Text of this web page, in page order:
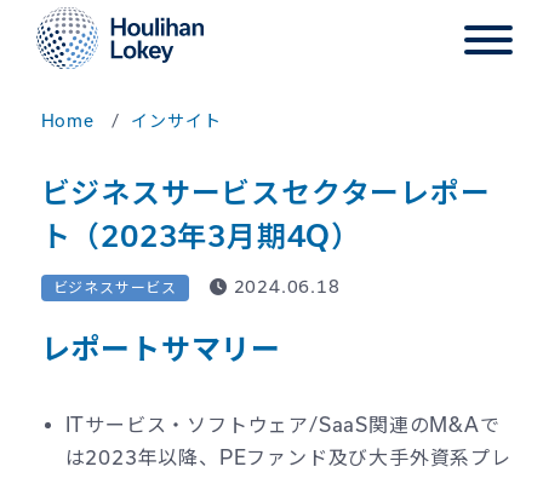
Home インサイト
ビジネスサービスセクターレポー
ト（2023年3月期4Q）
ビジネスサービス 2024.06.18
レポートサマリー
ITサービス・ソフトウェア/SaaS関連のM&Aで
は2023年以降、PEファンド及び大手外資系プレ